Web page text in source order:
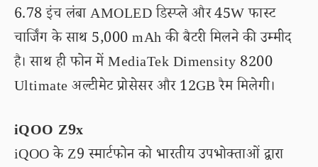
6.78 इंच लंबा AMOLED डिस्प्ले और 45W फास्ट
चार्जिंग के साथ 5,000 mAh की बैटरी मिलने की उम्मीद
है। साथ ही फोन में MediaTek Dimensity 8200
Ultimate अल्टीमेट प्रोसेसर और 12GB रैम मिलेगी।
iQOO Z9x
iQOO के Z9 स्मार्टफोन को भारतीय उपभोक्ताओं द्वारा